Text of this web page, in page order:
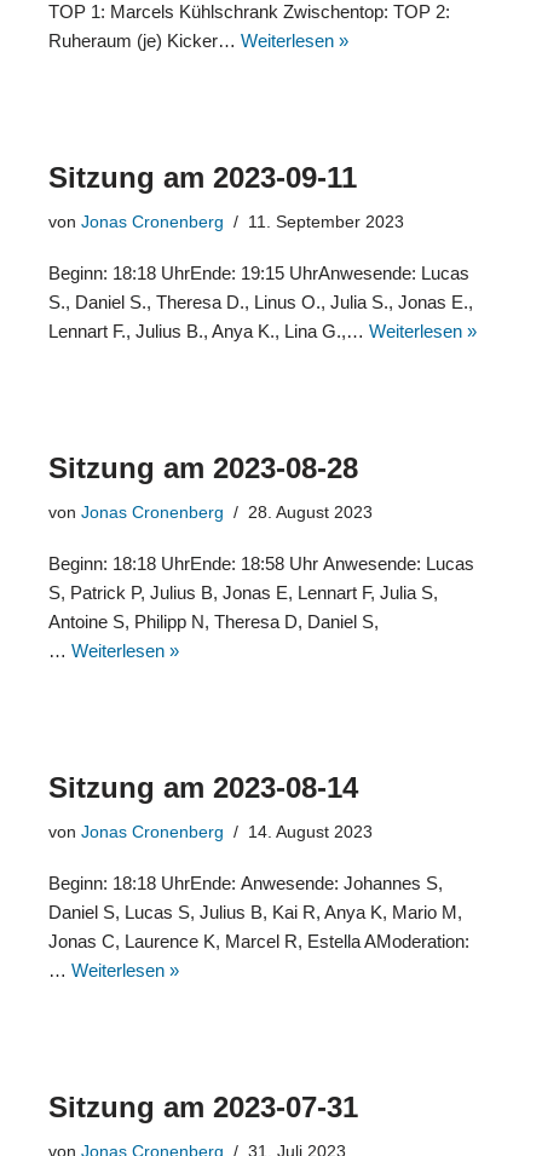
TOP 1: Marcels Kühlschrank Zwischentop: TOP 2:
Ruheraum (je) Kicker… Weiterlesen »
Sitzung am 2023-09-11
von Jonas Cronenberg 11. September 2023
Beginn: 18:18 UhrEnde: 19:15 UhrAnwesende: Lucas
S., Daniel S., Theresa D., Linus O., Julia S., Jonas E.,
Lennart F., Julius B., Anya K., Lina G.,… Weiterlesen »
Sitzung am 2023-08-28
von Jonas Cronenberg 28. August 2023
Beginn: 18:18 UhrEnde: 18:58 Uhr Anwesende: Lucas
S, Patrick P, Julius B, Jonas E, Lennart F, Julia S,
Antoine S, Philipp N, Theresa D, Daniel S,
… Weiterlesen »
Sitzung am 2023-08-14
von Jonas Cronenberg 14. August 2023
Beginn: 18:18 UhrEnde: Anwesende: Johannes S,
Daniel S, Lucas S, Julius B, Kai R, Anya K, Mario M,
Jonas C, Laurence K, Marcel R, Estella AModeration:
… Weiterlesen »
Sitzung am 2023-07-31
von Jonas Cronenberg 31. Juli 2023